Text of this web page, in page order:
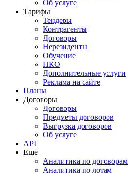
Об услуге
Тарифы
Тендеры
Контрагенты
Договоры
Нерезиденты
Обучение
ПКО
Дополнительные услуги
Реклама на сайте
Планы
Договоры
Договоры
Предметы договоров
Выгрузка договоров
Об услуге
API
Еще
Аналитика по договорам
Аналитика по лотам